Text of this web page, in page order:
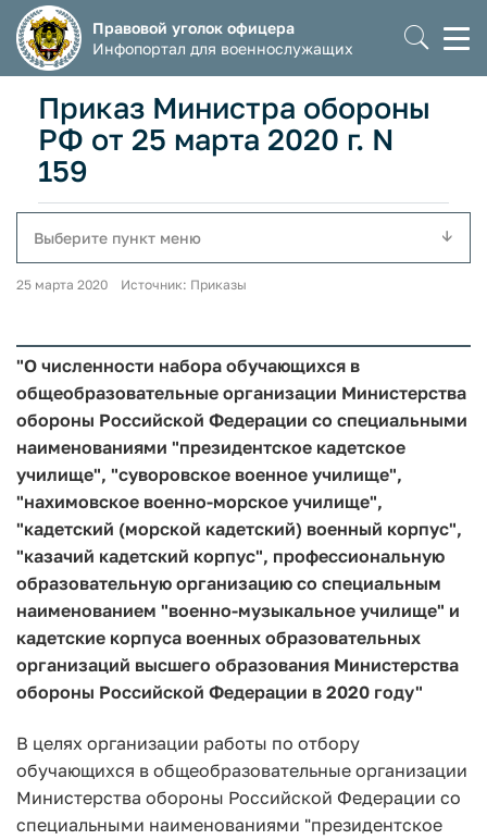
Правовой уголок офицера
Инфопортал для военнослужащих
Приказ Министра обороны
РФ от 25 марта 2020 г. N
159
Выберите пункт меню
25 марта 2020 Источник: Приказы
"О численности набора обучающихся в
общеобразовательные организации Министерства
обороны Российской Федерации со специальными
наименованиями "президентское кадетское
училище", "суворовское военное училище",
"нахимовское военно-морское училище",
"кадетский (морской кадетский) военный корпус",
"казачий кадетский корпус", профессиональную
образовательную организацию со специальным
наименованием "военно-музыкальное училище" и
кадетские корпуса военных образовательных
организаций высшего образования Министерства
обороны Российской Федерации в 2020 году"
В целях организации работы по отбору
обучающихся в общеобразовательные организации
Министерства обороны Российской Федерации со
специальными наименованиями "президентское